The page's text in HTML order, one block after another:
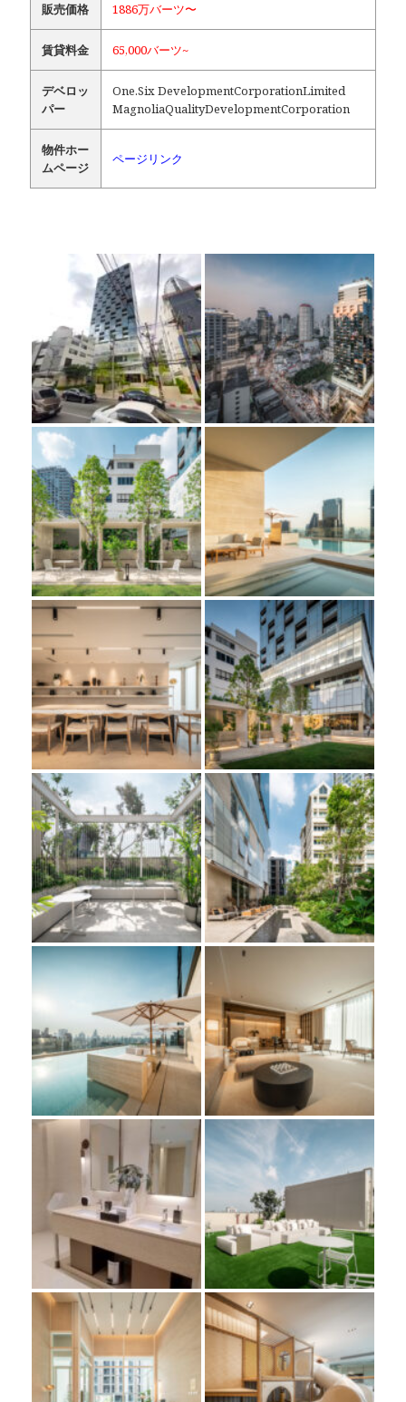
販売価格 1886万バーツ〜
賃貸料金 65,000バーツ~
デベロッ
パー
One.Six DevelopmentCorporationLimited
MagnoliaQualityDevelopmentCorporation
物件ホー
ムページ
ページリンク